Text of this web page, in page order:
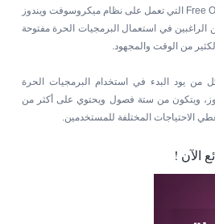
المصدر Free Open Source Software التي تعمل على نظام ميكروسوفت ويندوز
في استعمال البرمجيات الحرة مفتوحة
من الوقت والمجهود.
من يود البدء في استخدام البرمجيات الحرة
ويتكون من ستة فصول ويحتوي على أكثر من
الآن !